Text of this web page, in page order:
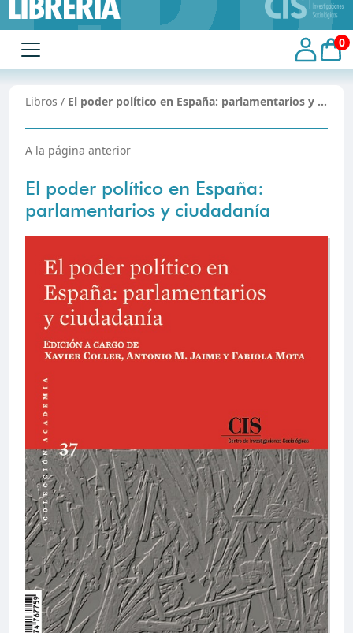
0
Libros / El poder político en España: parlamentarios y …
A la página anterior
El poder político en España:
parlamentarios y ciudadanía